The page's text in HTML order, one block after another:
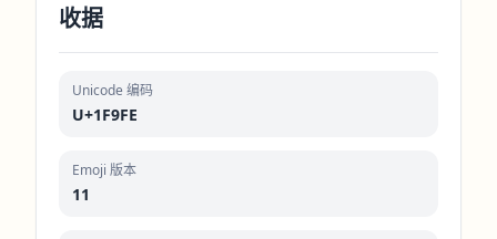
收据
Unicode 编码
U+1F9FE
Emoji 版本
11